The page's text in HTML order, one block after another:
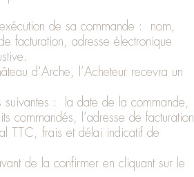
de sa commande : nom,
facturation, adresse électronique
d'Arche, l’Acheteur recevra un
suivantes : la date de la commande,
commandés, l’adresse de facturation
TTC, frais et délai indicatif de
de la confirmer en cliquant sur le